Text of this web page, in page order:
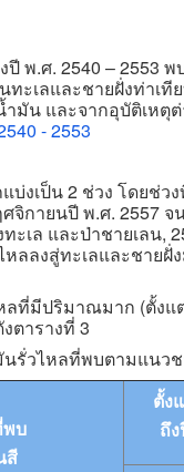
.ศ. 2540 – 2553 พ
ะเลและชายฝั่งท่าเ
มัน และจากอุบัติเหตุ
- 2553
งเป็น 2 ช่วง โดยช่ว
จิกายนปี พ.ศ. 2557
เล และป่าชายเลน,
ลลงสู่ทะเลและชาย
ที่มีปริมาณมาก (ตั้งแ
ตารางที่ 3
รั่วไหลที่พบตามแนวช
พบ
สี
ตั้ง
ถึง